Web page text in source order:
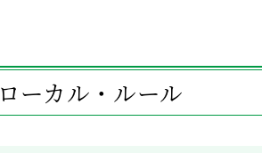
ローカル・ルール